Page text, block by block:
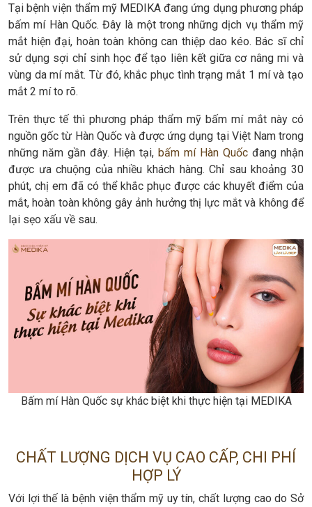
Tại bệnh viện thẩm mỹ MEDIKA đang ứng dụng phương pháp
bấm mí Hàn Quốc. Đây là một trong những dịch vụ thẩm mỹ
mắt hiện đại, hoàn toàn không can thiệp dao kéo. Bác sĩ chỉ
sử dụng sợi chỉ sinh học để tạo liên kết giữa cơ nâng mi và
vùng da mí mắt. Từ đó, khắc phục tình trạng mắt 1 mí và tạo
mắt 2 mí to rõ.
Trên thực tế thì phương pháp thẩm mỹ bấm mí mắt này có
nguồn gốc từ Hàn Quốc và được ứng dụng tại Việt Nam trong
những năm gần đây. Hiện tại, bấm mí Hàn Quốc đang nhận
được ưa chuộng của nhiều khách hàng. Chỉ sau khoảng 30
phút, chị em đã có thể khắc phục được các khuyết điểm của
mắt, hoàn toàn không gây ảnh hưởng thị lực mắt và không để
lại sẹo xấu về sau.
Bấm mí Hàn Quốc sự khác biệt khi thực hiện tại MEDIKA
CHẤT LƯỢNG DỊCH VỤ CAO CẤP, CHI PHÍ
HỢP LÝ
Với lợi thế là bệnh viện thẩm mỹ uy tín, chất lượng cao do Sở